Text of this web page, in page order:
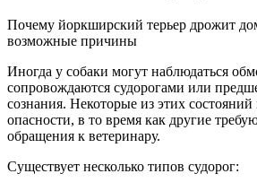
Почему йоркширский терьер дрожит
возможные причины
Иногда у собаки могут наблюдаться
сопровождаются судорогами или
сознания. Некоторые из этих
опасности, в то время как другие
обращения к ветеринару.
Существует несколько типов судорог: